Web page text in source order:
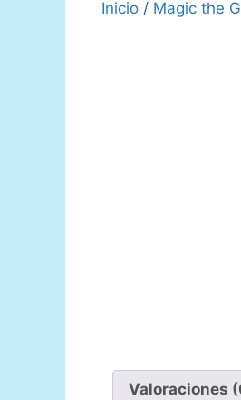
Inicio / Magic the
Valoraciones